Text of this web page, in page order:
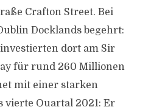
Crafton Street. Bei
Docklands begehrt:
dort am Sir
für rund 260 Millionen
mit einer starken
vierte Quartal 2021: Er